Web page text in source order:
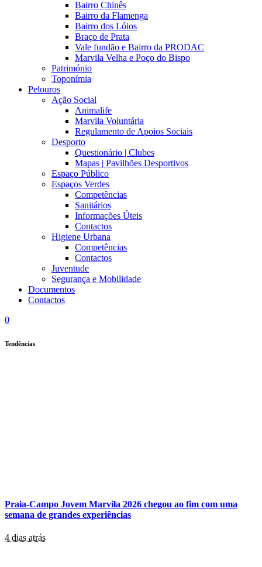
Bairro Chinês
Bairro da Flamenga
Bairro dos Lóios
Braço de Prata
Vale fundão e Bairro da PRODAC
Marvila Velha e Poço do Bispo
Património
Toponímia
Pelouros
Ação Social
Animalife
Marvila Voluntária
Regulamento de Apoios Sociais
Desporto
Questionário | Clubes
Mapas | Pavilhões Desportivos
Espaço Público
Espaços Verdes
Competências
Sanitários
Informações Úteis
Contactos
Higiene Urbana
Competências
Contactos
Juventude
Segurança e Mobilidade
Documentos
Contactos
0
Tendências
Praia-Campo Jovem Marvila 2026 chegou ao fim com uma
semana de grandes experiências
4 dias atrás